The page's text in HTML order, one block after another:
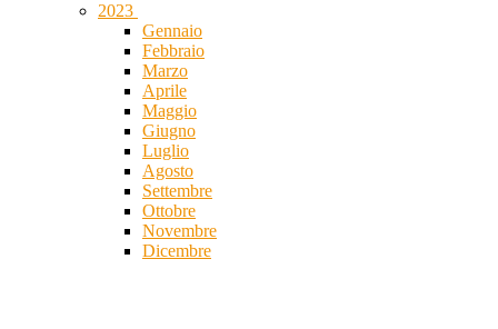
2023
Gennaio
Febbraio
Marzo
Aprile
Maggio
Giugno
Luglio
Agosto
Settembre
Ottobre
Novembre
Dicembre